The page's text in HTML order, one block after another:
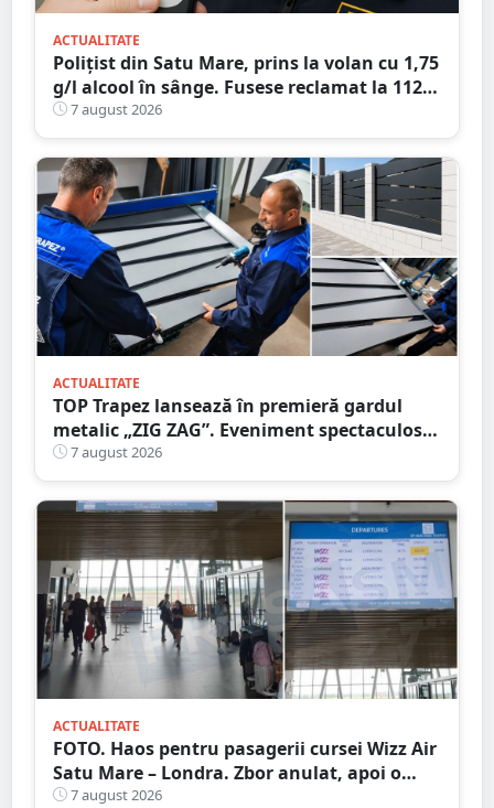
ACTUALITATE
Polițist din Satu Mare, prins la volan cu 1,75
g/l alcool în sânge. Fusese reclamat la 112
că circula pe contrasens
7 august 2026
ACTUALITATE
TOP Trapez lansează în premieră gardul
metalic „ZIG ZAG”. Eveniment spectaculos
în Grădina Romei
7 august 2026
ACTUALITATE
FOTO. Haos pentru pasagerii cursei Wizz Air
Satu Mare – Londra. Zbor anulat, apoi o
nouă întârziere. Fără explicații clare
7 august 2026